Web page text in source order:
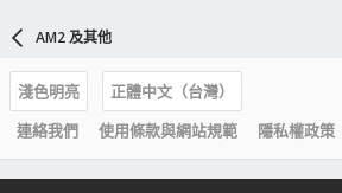
AM2 及其他
淺色明亮
正體中文（台灣）
連絡我們
使用條款與網站規範 隱私權政策